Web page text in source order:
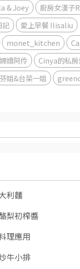
& Joey
廚房女漢子
記
愛上早餐 Ilisaliu
monet_kitchen
嬌阿伶
Cinya的私
芬姐&台菜一姐
利麵
梨初榨醬
理應用
牛小排